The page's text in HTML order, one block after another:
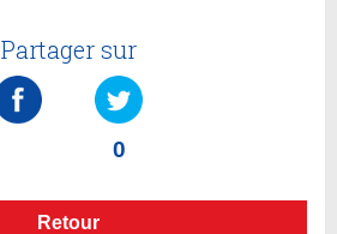
Partager sur
0
Retour